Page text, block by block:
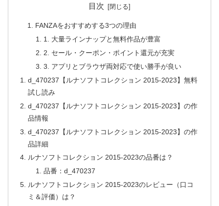
目次
FANZAをおすすめする3つの理由
1. 大量ラインナップと無料作品が豊富
2. セール・クーポン・ポイント還元が充実
3. アプリとブラウザ両対応で使い勝手が良い
d_470237【ルナソフトコレクション 2015-2023】無料
試し読み
d_470237【ルナソフトコレクション 2015-2023】の作
品情報
d_470237【ルナソフトコレクション 2015-2023】の作
品詳細
ルナソフトコレクション 2015-2023の品番は？
品番：d_470237
ルナソフトコレクション 2015-2023のレビュー（口コ
ミ＆評価）は？